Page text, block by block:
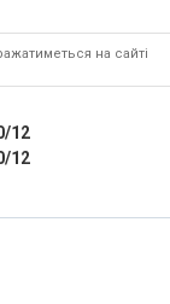
на сайті
12
12